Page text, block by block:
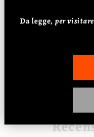
Vitigno:
Da legge, per visitare